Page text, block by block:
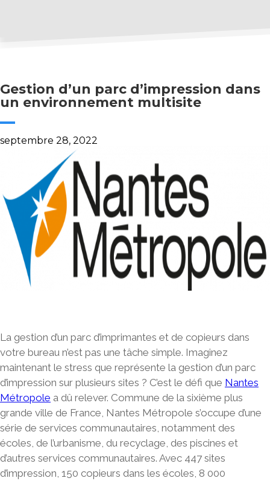
Gestion d’un parc d’impression dans
un environnement multisite
septembre 28, 2022
La gestion d’un parc d’imprimantes et de copieurs dans
votre bureau n’est pas une tâche simple. Imaginez
maintenant le stress que représente la gestion d’un parc
d’impression sur plusieurs sites ? C’est le défi que Nantes
Métropole a dû relever. Commune de la sixième plus
grande ville de France, Nantes Métropole s’occupe d’une
série de services communautaires, notamment des
écoles, de l’urbanisme, du recyclage, des piscines et
d’autres services communautaires. Avec 447 sites
d’impression, 150 copieurs dans les écoles, 8 000